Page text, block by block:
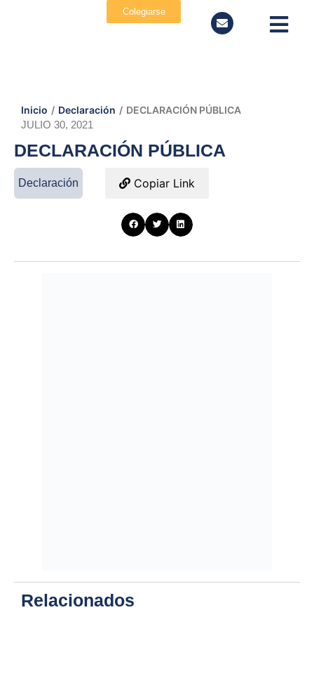
Colegiarse
Inicio / Declaración / DECLARACIÓN PÚBLICA
JULIO 30, 2021
DECLARACIÓN PÚBLICA
Declaración Copiar Link
Relacionados